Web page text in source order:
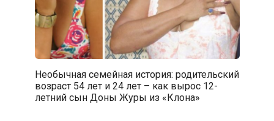
Необычная семейная история: родительский
возраст 54 лет и 24 лет – как вырос 12-
летний сын Доны Журы из «Клона»